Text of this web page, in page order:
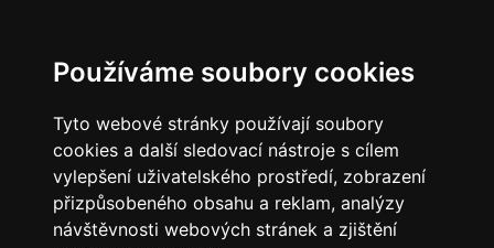
Používáme soubory cookies
Tyto webové stránky používají soubory
cookies a další sledovací nástroje s cílem
vylepšení uživatelského prostředí, zobrazení
přizpůsobeného obsahu a reklam, analýzy
návštěvnosti webových stránek a zjištění